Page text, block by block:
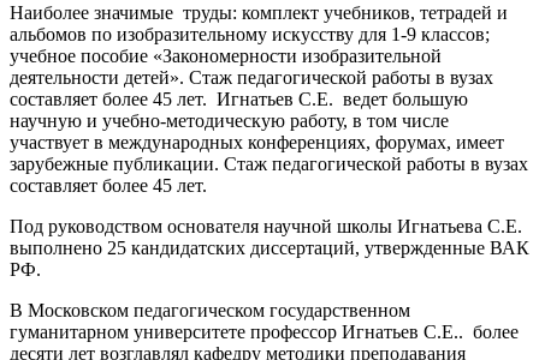
Наиболее значимые труды: комплект учебников, тетрадей и
альбомов по изобразительному искусству для 1-9 классов;
учебное пособие «Закономерности изобразительной
деятельности детей». Стаж педагогической работы в вузах
составляет более 45 лет. Игнатьев С.Е. ведет большую
научную и учебно-методическую работу, в том числе
участвует в международных конференциях, форумах, имеет
зарубежные публикации. Стаж педагогической работы в вузах
составляет более 45 лет.
Под руководством основателя научной школы Игнатьева С.Е.
выполнено 25 кандидатских диссертаций, утвержденные ВАК
РФ.
В Московском педагогическом государственном
гуманитарном университете профессор Игнатьев С.Е.. более
десяти лет возглавлял кафедру методики преподавания